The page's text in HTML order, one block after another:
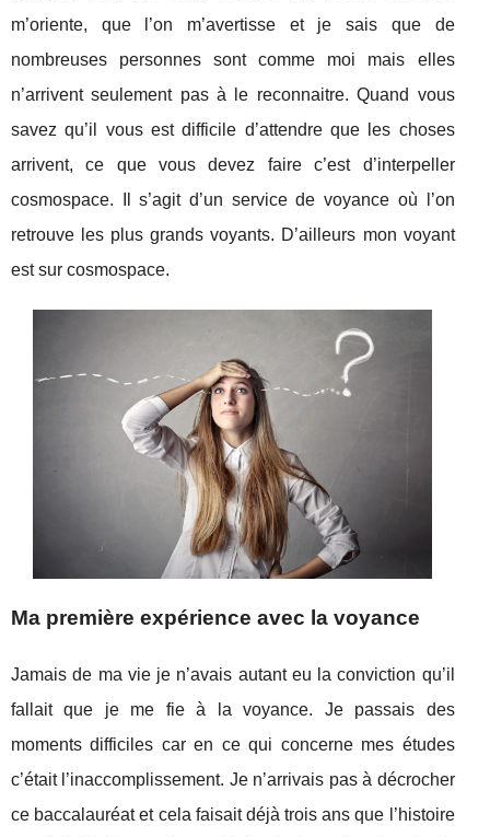
m’oriente, que l’on m’avertisse et je sais que de
nombreuses personnes sont comme moi mais elles
n’arrivent seulement pas à le reconnaitre. Quand vous
savez qu’il vous est difficile d’attendre que les choses
arrivent, ce que vous devez faire c’est d’interpeller
cosmospace. Il s’agit d’un service de voyance où l’on
retrouve les plus grands voyants. D’ailleurs mon voyant
est sur cosmospace.
Ma première expérience avec la voyance
Jamais de ma vie je n’avais autant eu la conviction qu’il
fallait que je me fie à la voyance. Je passais des
moments difficiles car en ce qui concerne mes études
c’était l’inaccomplissement. Je n’arrivais pas à décrocher
ce baccalauréat et cela faisait déjà trois ans que l’histoire